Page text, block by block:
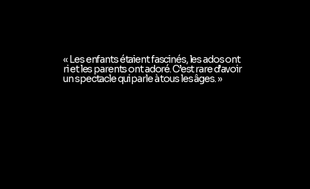
« Les enfants étaient fascinés, les ados ont
ri et les parents ont adoré. C’est rare d’avoir
un spectacle qui parle à tous les âges. »